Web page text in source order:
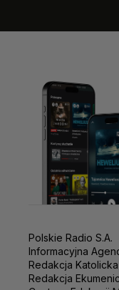
Polskie Radio S.A.
Informacyjna
Redakcja Katolicka
Redakcja